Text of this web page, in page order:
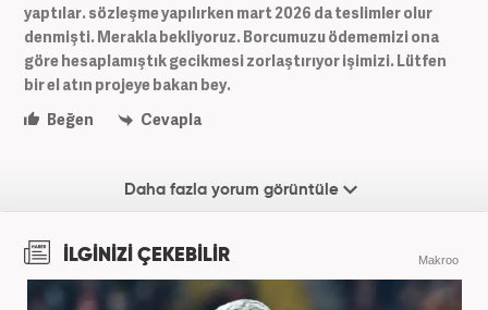
yaptılar. sözleşme yapılırken mart 2026 da teslimler olur
denmişti. Merakla bekliyoruz. Borcumuzu ödememizi ona
göre hesaplamıştık gecikmesi zorlaştırıyor işimizi. Lütfen
bir el atın projeye bakan bey.
Beğen
Cevapla
Daha fazla yorum görüntüle
İLGİNİZİ ÇEKEBİLİR Makroo